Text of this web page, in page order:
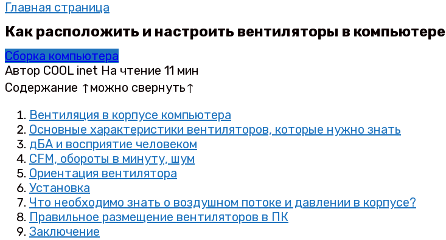
Главная страница
Как расположить и настроить вентиляторы в компьютере
Сборка компьютера
Автор COOL inet На чтение 11 мин
Содержание ↑можно свернуть↑
Вентиляция в корпусе компьютера
Основные характеристики вентиляторов, которые нужно знать
дБА и восприятие человеком
CFM, обороты в минуту, шум
Ориентация вентилятора
Установка
Что необходимо знать о воздушном потоке и давлении в корпусе?
Правильное размещение вентиляторов в ПК
Заключение